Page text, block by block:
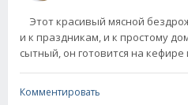
Этот красивый мясной
и к праздникам, и к простому
сытный, он готовится на кефире
Комментировать